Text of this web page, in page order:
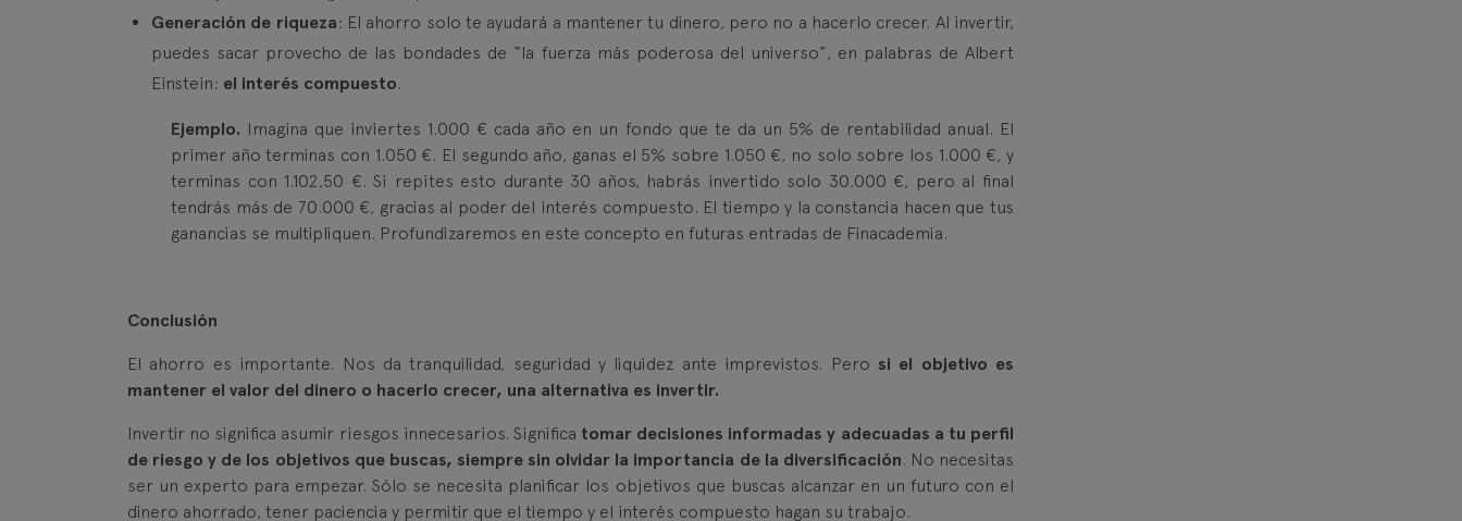
Generación de riqueza: El ahorro solo te ayudará a mantener tu dinero, pero no a hacerlo crecer. Al invertir,
puedes sacar provecho de las bondades de “la fuerza más poderosa del universo”, en palabras de Albert
Einstein: el interés compuesto.
Ejemplo. Imagina que inviertes 1.000 € cada año en un fondo que te da un 5% de rentabilidad anual. El
primer año terminas con 1.050 €. El segundo año, ganas el 5% sobre 1.050 €, no solo sobre los 1.000 €, y
terminas con 1.102,50 €. Si repites esto durante 30 años, habrás invertido solo 30.000 €, pero al final
tendrás más de 70.000 €, gracias al poder del interés compuesto. El tiempo y la constancia hacen que tus
ganancias se multipliquen. Profundizaremos en este concepto en futuras entradas de Finacademia.
Conclusión
El ahorro es importante. Nos da tranquilidad, seguridad y liquidez ante imprevistos. Pero si el objetivo es
mantener el valor del dinero o hacerlo crecer, una alternativa es invertir.
Invertir no significa asumir riesgos innecesarios. Significa tomar decisiones informadas y adecuadas a tu perfil
de riesgo y de los objetivos que buscas, siempre sin olvidar la importancia de la diversificación. No necesitas
ser un experto para empezar. Sólo se necesita planificar los objetivos que buscas alcanzar en un futuro con el
dinero ahorrado, tener paciencia y permitir que el tiempo y el interés compuesto hagan su trabajo.